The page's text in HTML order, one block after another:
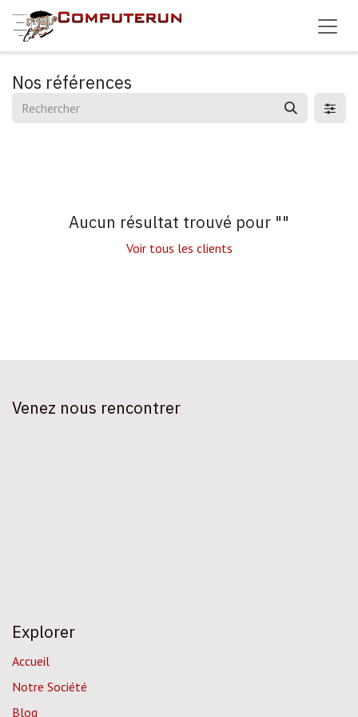
Se rendre au contenu
Nos références
Aucun résultat trouvé pour ""
Voir tous les clients
Venez nous rencontrer
Explorer
Accueil
Notre Société
Blog